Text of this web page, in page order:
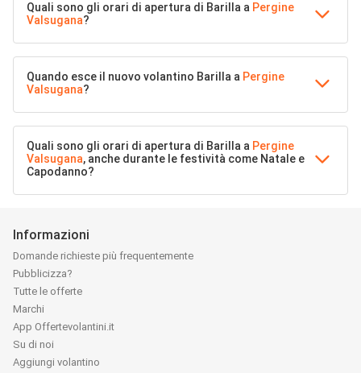
Quali sono gli orari di apertura di Barilla a Pergine
Valsugana?
Quando esce il nuovo volantino Barilla a Pergine
Valsugana?
Quali sono gli orari di apertura di Barilla a Pergine
Valsugana, anche durante le festività come Natale e
Capodanno?
Informazioni
Domande richieste più frequentemente
Pubblicizza?
Tutte le offerte
Marchi
App Offertevolantini.it
Su di noi
Aggiungi volantino